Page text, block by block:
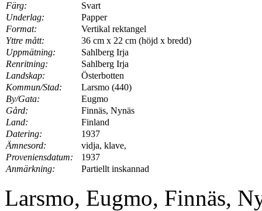
Färg:
Svart
Underlag:
Papper
Format:
Vertikal rektangel
Yttre mått:
36 cm x 22 cm (höjd x bredd)
Uppmätning:
Sahlberg Irja
Renritning:
Sahlberg Irja
Landskap:
Österbotten
Kommun/Stad:
Larsmo (440)
By/Gata:
Eugmo
Gård:
Finnäs, Nynäs
Land:
Finland
Datering:
1937
Ämnesord:
vidja, klave,
Proveniensdatum:
1937
Anmärkning:
Partiellt inskannad
Larsmo, Eugmo, Finnäs,